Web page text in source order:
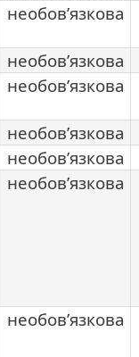
необов’язкова
необов’язкова
необов’язкова
необов’язкова
необов’язкова
необов’язкова
необов’язкова